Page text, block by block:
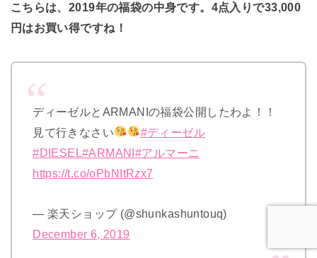
こちらは、2019年の福袋の中身です。4点入りで33,000
円はお買い得ですね！
ディーゼルとARMANIの福袋公開したわよ！！
見て行きなさい
#ディーゼル
#DIESEL#ARMANI#アルマーニ
https://t.co/oPbNItRzx7
— 楽天ショップ (@shunkashuntouq)
December 6, 2019